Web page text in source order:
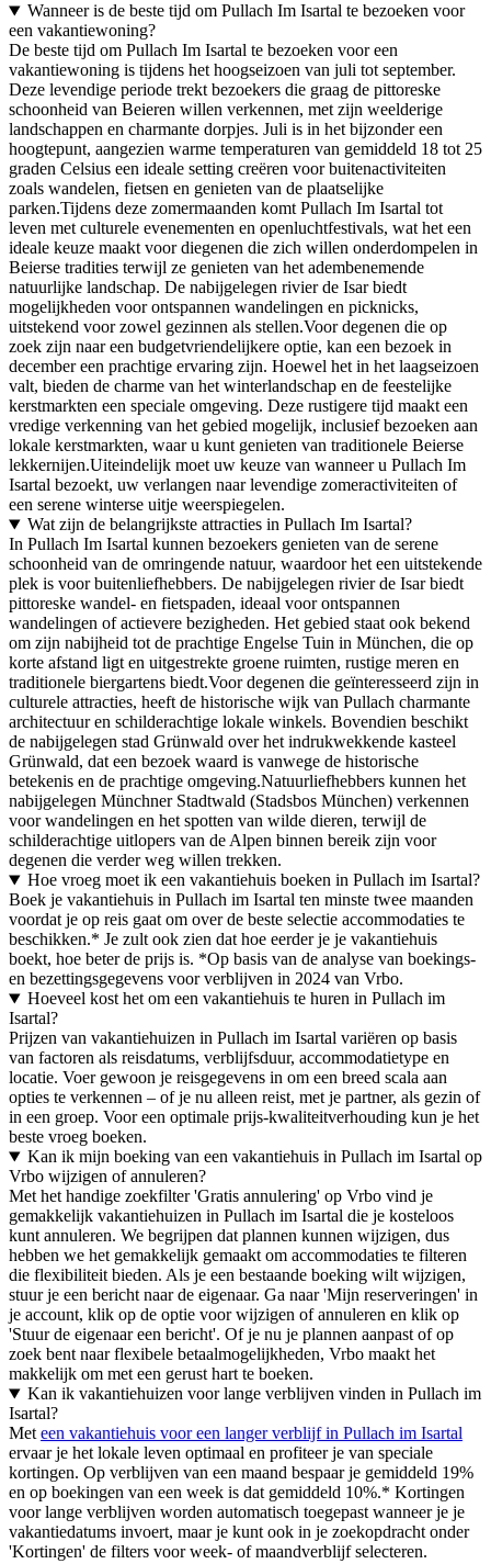
Wanneer is de beste tijd om Pullach Im Isartal te bezoeken voor
een vakantiewoning?
De beste tijd om Pullach Im Isartal te bezoeken voor een
vakantiewoning is tijdens het hoogseizoen van juli tot september.
Deze levendige periode trekt bezoekers die graag de pittoreske
schoonheid van Beieren willen verkennen, met zijn weelderige
landschappen en charmante dorpjes. Juli is in het bijzonder een
hoogtepunt, aangezien warme temperaturen van gemiddeld 18 tot 25
graden Celsius een ideale setting creëren voor buitenactiviteiten
zoals wandelen, fietsen en genieten van de plaatselijke
parken.Tijdens deze zomermaanden komt Pullach Im Isartal tot
leven met culturele evenementen en openluchtfestivals, wat het een
ideale keuze maakt voor diegenen die zich willen onderdompelen in
Beierse tradities terwijl ze genieten van het adembenemende
natuurlijke landschap. De nabijgelegen rivier de Isar biedt
mogelijkheden voor ontspannen wandelingen en picknicks,
uitstekend voor zowel gezinnen als stellen.Voor degenen die op
zoek zijn naar een budgetvriendelijkere optie, kan een bezoek in
december een prachtige ervaring zijn. Hoewel het in het laagseizoen
valt, bieden de charme van het winterlandschap en de feestelijke
kerstmarkten een speciale omgeving. Deze rustigere tijd maakt een
vredige verkenning van het gebied mogelijk, inclusief bezoeken aan
lokale kerstmarkten, waar u kunt genieten van traditionele Beierse
lekkernijen.Uiteindelijk moet uw keuze van wanneer u Pullach Im
Isartal bezoekt, uw verlangen naar levendige zomeractiviteiten of
een serene winterse uitje weerspiegelen.
Wat zijn de belangrijkste attracties in Pullach Im Isartal?
In Pullach Im Isartal kunnen bezoekers genieten van de serene
schoonheid van de omringende natuur, waardoor het een uitstekende
plek is voor buitenliefhebbers. De nabijgelegen rivier de Isar biedt
pittoreske wandel- en fietspaden, ideaal voor ontspannen
wandelingen of actievere bezigheden. Het gebied staat ook bekend
om zijn nabijheid tot de prachtige Engelse Tuin in München, die op
korte afstand ligt en uitgestrekte groene ruimten, rustige meren en
traditionele biergartens biedt.Voor degenen die geïnteresseerd zijn in
culturele attracties, heeft de historische wijk van Pullach charmante
architectuur en schilderachtige lokale winkels. Bovendien beschikt
de nabijgelegen stad Grünwald over het indrukwekkende kasteel
Grünwald, dat een bezoek waard is vanwege de historische
betekenis en de prachtige omgeving.Natuurliefhebbers kunnen het
nabijgelegen Münchner Stadtwald (Stadsbos München) verkennen
voor wandelingen en het spotten van wilde dieren, terwijl de
schilderachtige uitlopers van de Alpen binnen bereik zijn voor
degenen die verder weg willen trekken.
Hoe vroeg moet ik een vakantiehuis boeken in Pullach im Isartal?
Boek je vakantiehuis in Pullach im Isartal ten minste twee maanden
voordat je op reis gaat om over de beste selectie accommodaties te
beschikken.* Je zult ook zien dat hoe eerder je je vakantiehuis
boekt, hoe beter de prijs is. *Op basis van de analyse van boekings-
en bezettingsgegevens voor verblijven in 2024 van Vrbo.
Hoeveel kost het om een vakantiehuis te huren in Pullach im
Isartal?
Prijzen van vakantiehuizen in Pullach im Isartal variëren op basis
van factoren als reisdatums, verblijfsduur, accommodatietype en
locatie. Voer gewoon je reisgegevens in om een breed scala aan
opties te verkennen – of je nu alleen reist, met je partner, als gezin of
in een groep. Voor een optimale prijs-kwaliteitverhouding kun je het
beste vroeg boeken.
Kan ik mijn boeking van een vakantiehuis in Pullach im Isartal op
Vrbo wijzigen of annuleren?
Met het handige zoekfilter 'Gratis annulering' op Vrbo vind je
gemakkelijk vakantiehuizen in Pullach im Isartal die je kosteloos
kunt annuleren. We begrijpen dat plannen kunnen wijzigen, dus
hebben we het gemakkelijk gemaakt om accommodaties te filteren
die flexibiliteit bieden. Als je een bestaande boeking wilt wijzigen,
stuur je een bericht naar de eigenaar. Ga naar 'Mijn reserveringen' in
je account, klik op de optie voor wijzigen of annuleren en klik op
'Stuur de eigenaar een bericht'. Of je nu je plannen aanpast of op
zoek bent naar flexibele betaalmogelijkheden, Vrbo maakt het
makkelijk om met een gerust hart te boeken.
Kan ik vakantiehuizen voor lange verblijven vinden in Pullach im
Isartal?
Met een vakantiehuis voor een langer verblijf in Pullach im Isartal
ervaar je het lokale leven optimaal en profiteer je van speciale
kortingen. Op verblijven van een maand bespaar je gemiddeld 19%
en op boekingen van een week is dat gemiddeld 10%.* Kortingen
voor lange verblijven worden automatisch toegepast wanneer je je
vakantiedatums invoert, maar je kunt ook in je zoekopdracht onder
'Kortingen' de filters voor week- of maandverblijf selecteren.